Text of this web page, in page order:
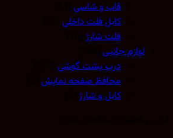
قاب و شاسی(81)
کابل فلت داخلی(22)
فلت شارژ(16)
لوازم جانبی(228)
درب پشت گوشی(221)
محافظ صفحه نمایش(2)
کابل و شارژ(5)